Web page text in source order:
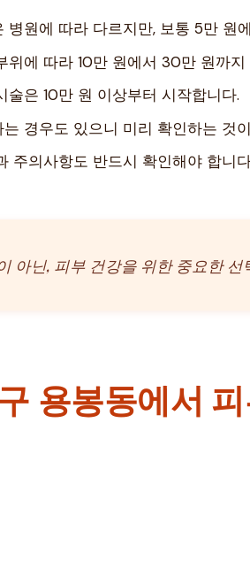
병원에 따라 다르지만, 보통 5만 원
위에 따라 10만 원에서 30만 원까지
술은 10만 원 이상부터 시작합니다.
경우도 있으니 미리 확인하는 것
주의사항도 반드시 확인해야 합니
아닌, 피부 건강을 위한 중요한 선
용봉동에서